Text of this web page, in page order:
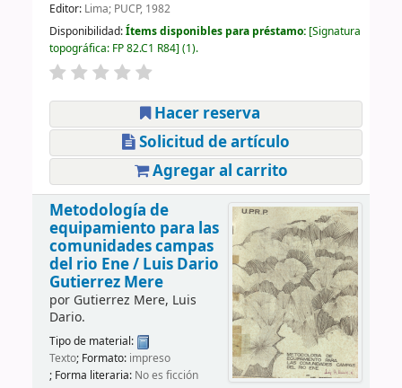
Editor: Lima; PUCP, 1982
Disponibilidad:Ítems disponibles para préstamo: Signatura
topográfica: FP 82.C1 R84 (1).
Hacer reserva
Solicitud de artículo
Agregar al carrito
Metodología de
equipamiento para las
comunidades campas
del rio Ene / Luis Dario
Gutierrez Mere
por Gutierrez Mere, Luis
Dario.
Tipo de material:
Texto; Formato: impreso
; Forma literaria: No es ficción